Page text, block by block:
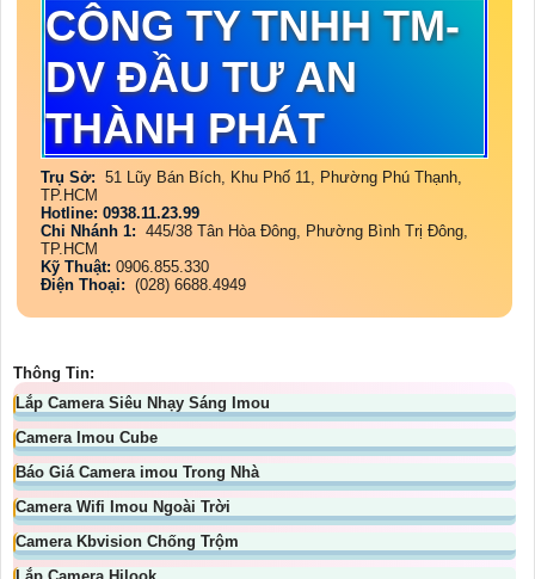
CÔNG TY TNHH TM-
DV ĐẦU TƯ AN
THÀNH PHÁT
Trụ Sở: 51 Lũy Bán Bích, Khu Phố 11, Phường Phú Thạnh,
TP.HCM
Hotline: 0938.11.23.99
Chi Nhánh 1: 445/38 Tân Hòa Đông, Phường Bình Trị Đông,
TP.HCM
Kỹ Thuật: 0906.855.330
Điện Thoại: (028) 6688.4949
Thông Tin:
Lắp Camera Siêu Nhạy Sáng Imou
Camera Imou Cube
Báo Giá Camera imou Trong Nhà
Camera Wifi Imou Ngoài Trời
Camera Kbvision Chống Trộm